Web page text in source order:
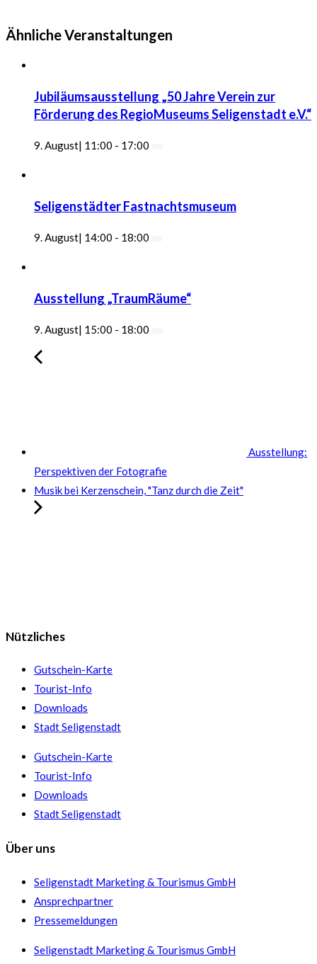
Ähnliche Veranstaltungen
Jubiläumsausstellung „50 Jahre Verein zur
Förderung des RegioMuseums Seligenstadt e.V.“
9. August| 11:00 - 17:00
Seligenstädter Fastnachtsmuseum
9. August| 14:00 - 18:00
Ausstellung „TraumRäume“
9. August| 15:00 - 18:00
Ausstellung:
Perspektiven der Fotografie
Musik bei Kerzenschein, "Tanz durch die Zeit"
Nützliches
Gutschein-Karte
Tourist-Info
Downloads
Stadt Seligenstadt
Gutschein-Karte
Tourist-Info
Downloads
Stadt Seligenstadt
Über uns
Seligenstadt Marketing & Tourismus GmbH
Ansprechpartner
Pressemeldungen
Seligenstadt Marketing & Tourismus GmbH